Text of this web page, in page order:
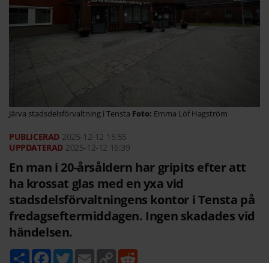
Järva stadsdelsförvaltning i Tensta Emma Löf Hagström
2025-12-12 15:55
2025-12-12 16:39
En man i 20-årsåldern har gripits efter att
ha krossat glas med en yxa vid
stadsdelsförvaltningens kontor i Tensta på
fredagseftermiddagen. Ingen skadades vid
händelsen.
D F T E C